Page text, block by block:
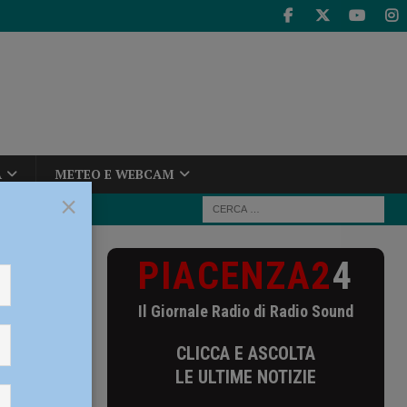
METEO E WEBCAM
ma arriva la
la
PIACENZA24
Il Giornale Radio di Radio Sound
CLICCA E ASCOLTA
LE ULTIME NOTIZIE
×